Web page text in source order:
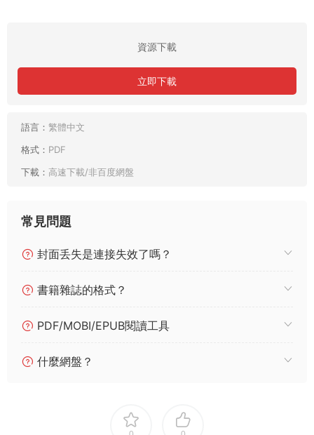
資源下載
立即下載
語言： 繁體中文
格式： PDF
下載： 高速下載/非百度網盤
常見問題
封面丢失是連接失效了嗎？
書籍雜誌的格式？
PDF/MOBI/EPUB閱讀工具
什麼網盤？